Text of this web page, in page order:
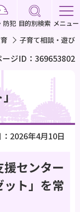
防犯 目的別検索 メニュー
子育て相談・遊び
ージID：369653802
」
2026年4月10日
センター
ト」を常